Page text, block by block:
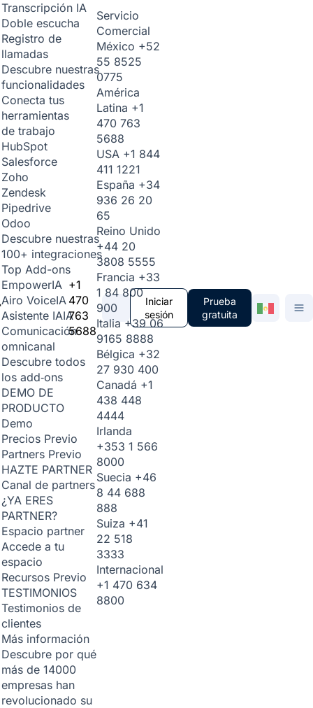
Transcripción IA
Doble escucha
Registro de
llamadas
Descubre nuestras
funcionalidades
Conecta tus
herramientas
de trabajo
HubSpot
Salesforce
Zoho
Zendesk
Pipedrive
Odoo
Descubre nuestras
100+ integraciones
Top Add-ons
EmpowerIA
Airo VoiceIA
Asistente IAIA
Comunicación
omnicanal
Descubre todos
los add‑ons
DEMO DE
PRODUCTO
Demo
Precios Previo
Partners Previo
HAZTE PARTNER
Canal de partners
¿YA ERES
PARTNER?
Espacio partner
Accede a tu
espacio
Recursos Previo
TESTIMONIOS
Testimonios de
clientes
Más información
Descubre por qué
más de 14000
empresas han
revolucionado su
+1
470
763
5688
Servicio
Comercial
México +52
55 8525
0775
América
Latina +1
470 763
5688
USA +1 844
411 1221
España +34
936 26 20
65
Reino Unido
+44 20
3808 5555
Francia +33
1 84 800
900
Italia +39 06
9165 8888
Bélgica +32
27 930 400
Canadá +1
438 448
4444
Irlanda
+353 1 566
8000
Suecia +46
8 44 688
888
Suiza +41
22 518
3333
Internacional
+1 470 634
8800
Iniciar
sesión
Prueba
gratuita